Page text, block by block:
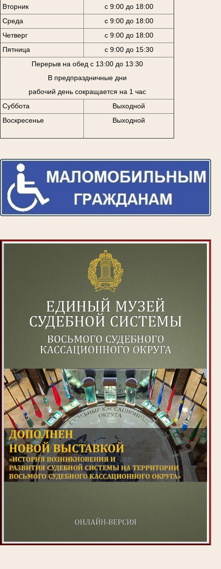
Вторник
с 9:00 до 18:00
Среда
с 9:00 до 18:00
Четверг
с 9:00 до 18:00
Пятница
с 9:00 до 15:30
Перерыв на обед с 13:00 до 13:30
В предпраздничные дни
рабочий день сокращается на 1 час
Суббота
Выходной
Воскресенье
Выходной